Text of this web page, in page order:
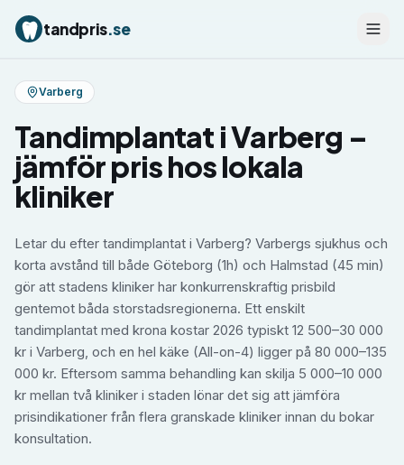
tandpris.se
Varberg
Tandimplantat iVarberg –
jämför pris hos lokala
kliniker
Letar du efter tandimplantat i Varberg? Varbergs sjukhus och
korta avstånd till både Göteborg (1h) och Halmstad (45 min)
gör att stadens kliniker har konkurrenskraftig prisbild
gentemot båda storstadsregionerna. Ett enskilt
tandimplantat med krona kostar 2026 typiskt 12 500–30 000
kr i Varberg, och en hel käke (All-on-4) ligger på 80 000–135
000 kr. Eftersom samma behandling kan skilja 5 000–10 000
kr mellan två kliniker i staden lönar det sig att jämföra
prisindikationer från flera granskade kliniker innan du bokar
konsultation.